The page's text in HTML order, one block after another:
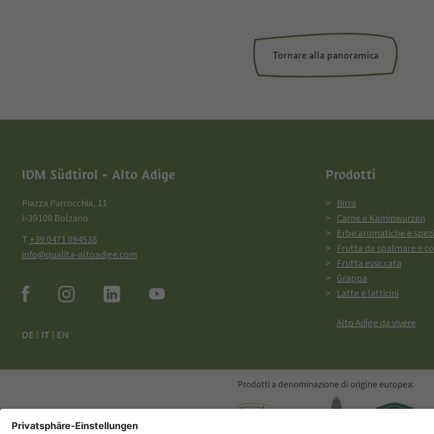
Tornare alla panoramica
IDM Südtirol - Alto Adige
Piazza Parrocchia, 11
I-39100 Bolzano
T+39 0471 094538
info@qualita-altoadige.com
DE IT| EN
Prodotti
Birra
Carne e Kaminwurzen
Erbe aromatiche e
Frutta da spalmare e
Frutta essiccata
Grappa
Latte e latticini
Alto Adige da vivere
Prodotti a denominazione di origine europea: